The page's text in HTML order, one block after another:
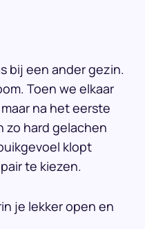
bij een ander gezin.
Toen we elkaar
na het eerste
zo hard gelachen
klopt
te kiezen.
je lekker open en